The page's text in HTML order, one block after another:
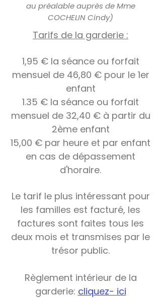
au préalable auprès de Mme
COCHELIN Cindy)
Tarifs de la garderie :
1,95 € la séance ou forfait
mensuel de 46,80 € pour le 1er
enfant
1.35 € la séance ou forfait
mensuel de 32,40 € à partir du
2ème enfant
15,00 € par heure et par enfant
en cas de dépassement
d'horaire.
Le tarif le plus intéressant pour
les familles est facturé, les
factures sont faites tous les
deux mois et transmises par le
trésor public.
Règlement intérieur de la
garderie: cliquez- ici